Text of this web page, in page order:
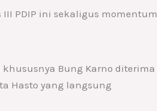
PDIP ini sekaligus momentum
Bung Karno diterima
Hasto yang langsung